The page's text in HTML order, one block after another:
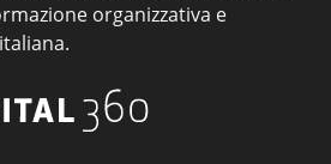
organizzativa e